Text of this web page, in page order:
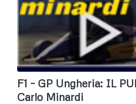
F1 – GP Ungheria: IL
Carlo Minardi